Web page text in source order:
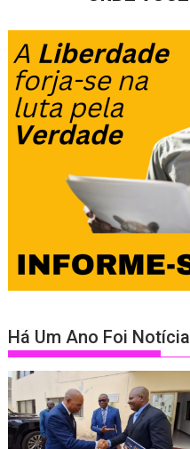
Há Um Ano Foi Notícia